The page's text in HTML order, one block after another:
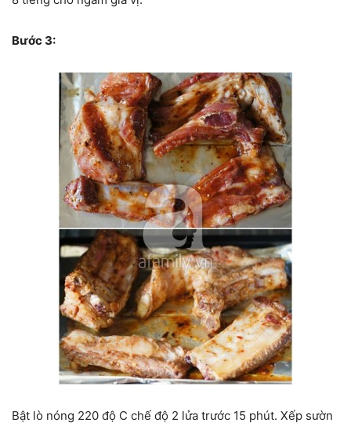
Bước 3:
Bật lò nóng 220 độ C chế độ 2 lửa trước 15 phút. Xếp sườn